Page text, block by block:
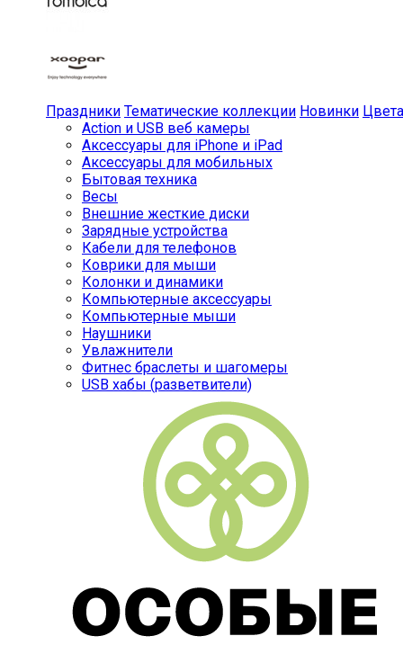
Праздники Тематические коллекции Новинки Цвета
Action и USB веб камеры
Аксессуары для iPhone и iPad
Аксессуары для мобильных
Бытовая техника
Весы
Внешние жесткие диски
Зарядные устройства
Кабели для телефонов
Коврики для мыши
Колонки и динамики
Компьютерные аксессуары
Компьютерные мыши
Наушники
Увлажнители
Фитнес браслеты и шагомеры
USB хабы (разветвители)